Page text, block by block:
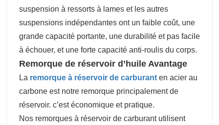
suspension à ressorts à lames et les autres
suspensions indépendantes ont un faible coût, une
grande capacité portante, une durabilité et pas facile
à échouer, et une forte capacité anti-roulis du corps.
Remorque de réservoir d’huile Avantage
La remorque à réservoir de carburant en acier au
carbone est notre remorque principalement de
réservoir. c’est économique et pratique.
Nos remorques à réservoir de carburant utilisent